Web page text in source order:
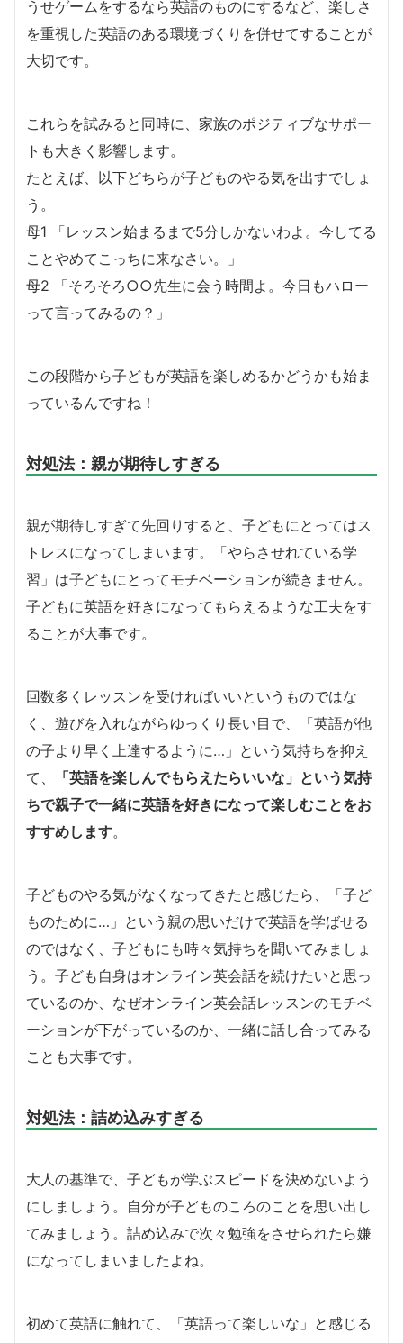
うせゲームをするなら英語のものにするなど、楽しさ
を重視した英語のある環境づくりを併せてすることが
大切です。
これらを試みると同時に、家族のポジティブなサポー
トも大きく影響します。
たとえば、以下どちらが子どものやる気を出すでしょ
う。
母1 「レッスン始まるまで5分しかないわよ。今してる
ことやめてこっちに来なさい。」
母2 「そろそろ○○先生に会う時間よ。今日もハロー
って言ってみるの？」
この段階から子どもが英語を楽しめるかどうかも始ま
っているんですね！
対処法：親が期待しすぎる
親が期待しすぎて先回りすると、子どもにとってはス
トレスになってしまいます。「やらさせれている学
習」は子どもにとってモチベーションが続きません。
子どもに英語を好きになってもらえるような工夫をす
ることが大事です。
回数多くレッスンを受ければいいというものではな
く、遊びを入れながらゆっくり長い目で、「英語が他
の子より早く上達するように…」という気持ちを抑え
て、
「英語を楽しんでもらえたらいいな」という気持
ちで親子で一緒に英語を好きになって楽しむことをお
すすめします。
子どものやる気がなくなってきたと感じたら、「子ど
ものために…」という親の思いだけで英語を学ばせる
のではなく、子どもにも時々気持ちを聞いてみましょ
う。子ども自身はオンライン英会話を続けたいと思っ
ているのか、なぜオンライン英会話レッスンのモチベ
ーションが下がっているのか、一緒に話し合ってみる
ことも大事です。
対処法：詰め込みすぎる
大人の基準で、子どもが学ぶスピードを決めないよう
にしましょう。自分が子どものころのことを思い出し
てみましょう。詰め込みで次々勉強をさせられたら嫌
になってしまいましたよね。
初めて英語に触れて、「英語って楽しいな」と感じる